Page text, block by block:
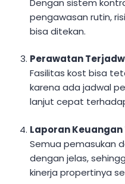
Dengan sistem
pengawasan rutin,
bisa ditekan.
Perawatan
Fasilitas kost bisa
karena ada jadwal
lanjut cepat
Laporan
Semua pemasukan
dengan jelas,
kinerja propertinya